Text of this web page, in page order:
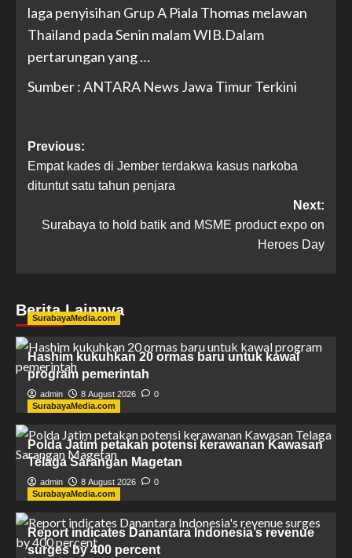
laga penyisihan Grup A Piala Thomas melawan
Thailand pada Senin malam WIB.Dalam
pertarungan yang …
Sumber : ANTARA News Jawa Timur Terkini
Previous:
Empat kades di Jember terdakwa kasus narkoba
dituntut satu tahun penjara
Next:
Surabaya to hold batik and MSME product expo on
Heroes Day
Berita Lainnya
SurabayaMedia.com
Hashim kukuhkan 20 ormas baru untuk kawal
program pemerintah
admin 8 August 2026
0
SurabayaMedia.com
Polda Jatim petakan potensi kerawanan Kawasan
Telaga Sarangan Magetan
admin 8 August 2026
0
SurabayaMedia.com
Report indicates Danantara Indonesia’s revenue
surges by 400 percent